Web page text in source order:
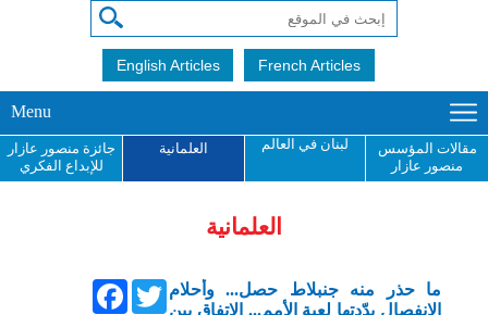
English Articles French Articles
Menu
مقالات المؤسس
منصور عازار
لبنان في العالم العلمانية
جائزة منصور عازار
للإبداع الفكري
العلمانية
FacebookTwitter ما حذر منه جنبلاط حصل... وأحلام
الانفصال بدّدتها لعبة الأمم... الاتفاق بين